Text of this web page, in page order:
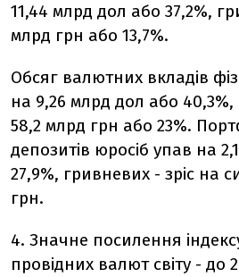
11,44 млрд дол або 37,2%,
млрд грн або 13,7%.
Обсяг валютних вкладів
на 9,26 млрд дол або
58,2 млрд грн або 23%.
депозитів юросіб упав на
27,9%, гривневих - зріс на
грн.
4. Значне посилення
провідних валют світу -